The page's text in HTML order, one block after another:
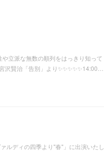
立派な無数の順列をはっきり知って
賢治「告別」より✨✨✨✨✨14:00…
ルディの四季より"春"」に出演いたし